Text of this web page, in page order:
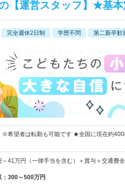
【運営スタッフ】★基本
完全週休2日制 学歴不問 第二新卒歓
希望者は転勤も可能です ★全国に現在約
～41万円（一律手当を含む）＋賞与＋交通費
300～500万円